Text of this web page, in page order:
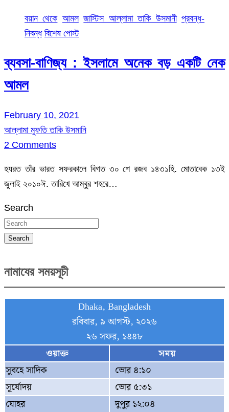
বয়ান থেকে আমল জাস্টিস আল্লামা তাকি উসমানী প্রবন্ধ-
নিবন্ধ বিশেষ পোস্ট
ব্যবসা-বাণিজ্য : ইসলামে অনেক বড় একটি নেক
আমল
February 10, 2021
আল্লামা মুফতি তাকি উসমানি
2 Comments
হযরত তাঁর ভারত সফরকালে বিগত ৩০ শে রজব ১৪৩১হি. মোতাবেক ১৩ই
জুলাই ২০১০ঈ. তারিখে আম্বুর শহরে…
Search
Search
নামাযের সময়সূচী
Dhaka, Bangladesh
রবিবার, ৯ আগস্ট, ২০২৬
২৬ সফর, ১৪৪৮
ওয়াক্ত
সময়
সুবহে সাদিক
ভোর ৪:১০
সূর্যোদয়
ভোর ৫:৩১
যোহর
দুপুর ১২:০৪